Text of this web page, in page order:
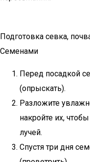
Подготовка севка,
Семенами
Перед посадкой
(опрыскать).
Разложите
накройте их,
лучей.
Спустя три дня